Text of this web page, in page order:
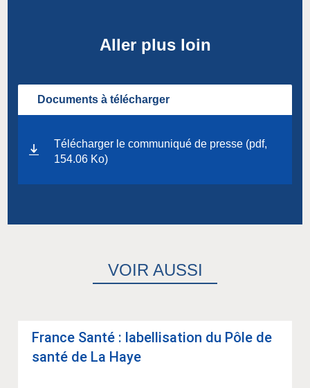
Aller plus loin
Documents à télécharger
Télécharger le communiqué de presse (pdf,
154.06 Ko)
VOIR AUSSI
France Santé : label­li­sa­tion du Pôle de
santé de La Haye